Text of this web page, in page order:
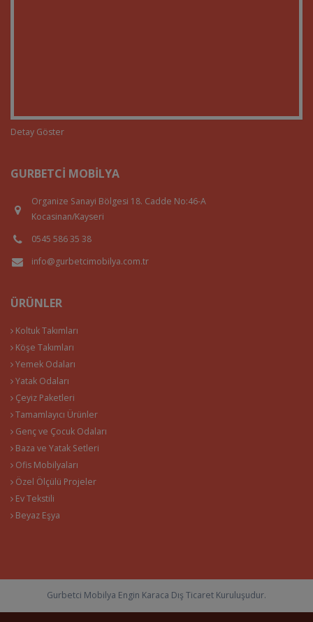
Detay Göster
GURBETCI MOBILYA
Organize Sanayi Bölgesi 18. Cadde No:46-A
Kocasinan/Kayseri
0545 586 35 38
info@gurbetcimobilya.com.tr
ÜRÜNLER
Koltuk Takımları
Köşe Takımları
Yemek Odaları
Yatak Odaları
Çeyiz Paketleri
Tamamlayıcı Ürünler
Genç ve Çocuk Odaları
Baza ve Yatak Setleri
Ofis Mobilyaları
Özel Ölçülü Projeler
Ev Tekstili
Beyaz Eşya
Gurbetci Mobilya Engin Karaca Dış Ticaret Kuruluşudur.